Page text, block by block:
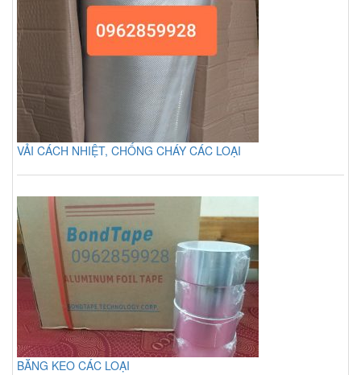
VẢI CÁCH NHIỆT, CHỐNG CHÁY CÁC LOẠI
BĂNG KEO CÁC LOẠI